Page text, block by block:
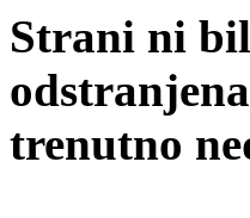
Strani ni
trenutno